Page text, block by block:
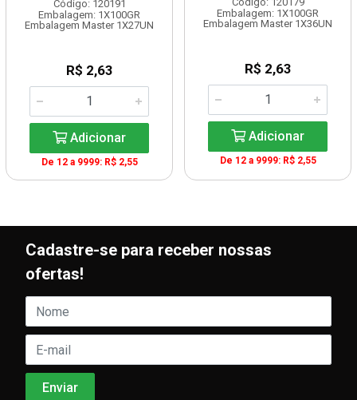
Código: 120191
Embalagem: 1X100GR
Embalagem Master 1X27UN
R$ 2,63
Adicionar
De 12 a 9999: R$ 2,55
Embalagem: 1X100GR
Embalagem Master 1X36UN
R$ 2,63
Adicionar
De 12 a 9999: R$ 2,55
Cadastre-se para receber nossas
ofertas!